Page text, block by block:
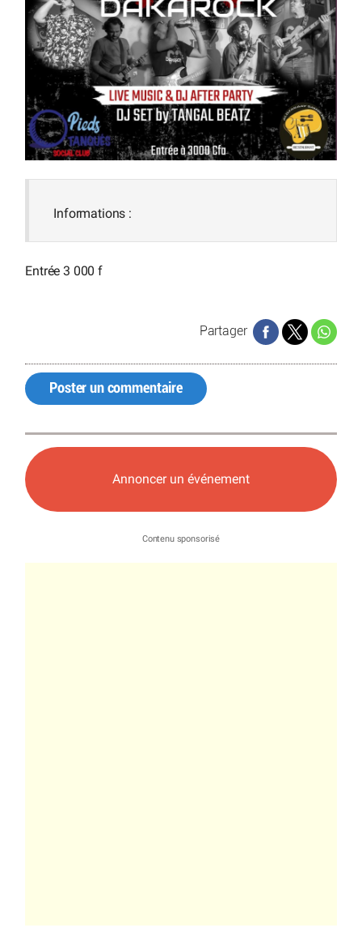
Informations :
Entrée 3 000 f
Partager
Poster un commentaire
Annoncer un événement